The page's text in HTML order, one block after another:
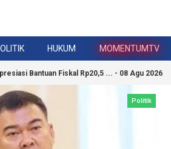
HUKUM MOMENTUMTV
Bantuan Fiskal Rp20,5 ... - 08 Agu 2026
Politik